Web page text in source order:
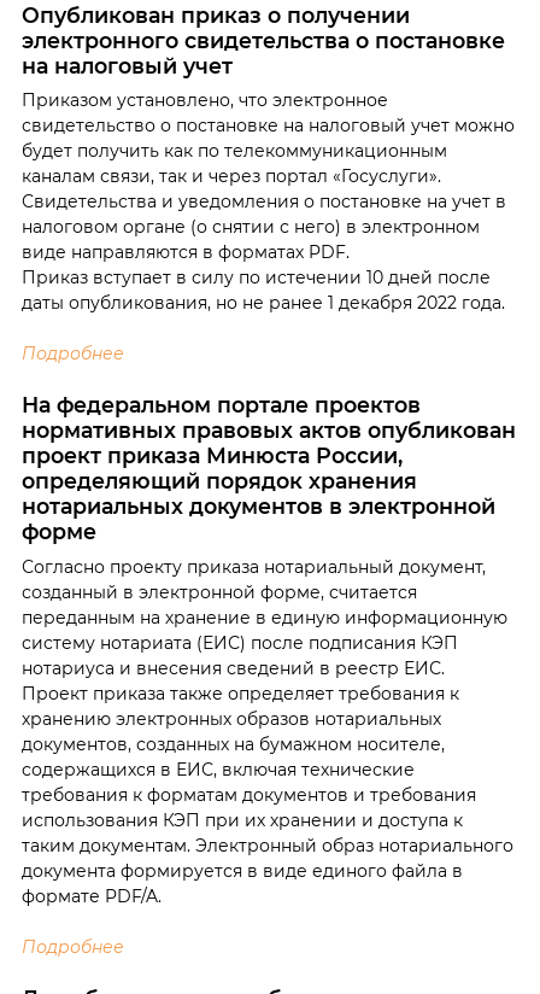
Опубликован приказ о получении
электронного свидетельства о постановке
на налоговый учет
Приказом установлено, что электронное
свидетельство о постановке на налоговый учет можно
будет получить как по телекоммуникационным
каналам связи, так и через портал «Госуслуги».
Свидетельства и уведомления о постановке на учет в
налоговом органе (о снятии с него) в электронном
виде направляются в форматах PDF.
Приказ вступает в силу по истечении 10 дней после
даты опубликования, но не ранее 1 декабря 2022 года.
Подробнее
На федеральном портале проектов
нормативных правовых актов опубликован
проект приказа Минюста России,
определяющий порядок хранения
нотариальных документов в электронной
форме
Согласно проекту приказа нотариальный документ,
созданный в электронной форме, считается
переданным на хранение в единую информационную
систему нотариата (ЕИС) после подписания КЭП
нотариуса ‎и внесения сведений в реестр ЕИС.
Проект приказа также определяет требования к
хранению электронных образов нотариальных
документов, созданных на бумажном носителе,
содержащихся в ЕИС, включая технические
требования к форматам документов и требования
использования КЭП при их хранении и доступа к
таким документам. Электронный образ нотариального
документа формируется ‎в виде единого файла в
формате PDF/A.
Подробнее